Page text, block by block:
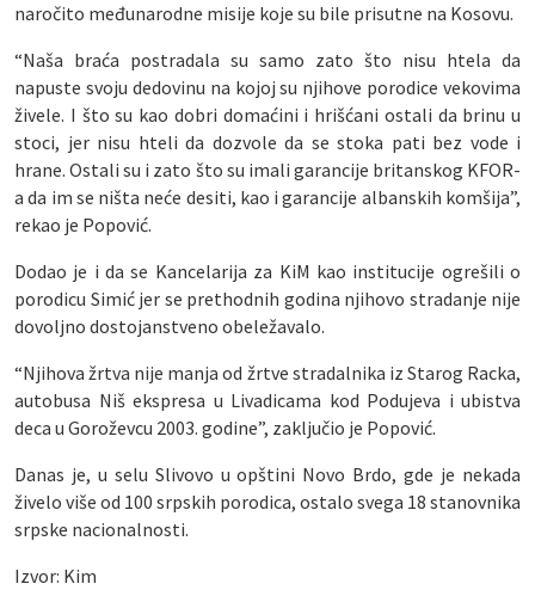
naročito međunarodne misije koje su bile prisutne na Kosovu.
“Naša braća postradala su samo zato što nisu htela da
napuste svoju dedovinu na kojoj su njihove porodice vekovima
živele. I što su kao dobri domaćini i hrišćani ostali da brinu u
stoci, jer nisu hteli da dozvole da se stoka pati bez vode i
hrane. Ostali su i zato što su imali garancije britanskog KFOR-
a da im se ništa neće desiti, kao i garancije albanskih komšija”,
rekao je Popović.
Dodao je i da se Kancelarija za KiM kao institucije ogrešili o
porodicu Simić jer se prethodnih godina njihovo stradanje nije
dovoljno dostojanstveno obeležavalo.
“Njihova žrtva nije manja od žrtve stradalnika iz Starog Racka,
autobusa Niš ekspresa u Livadicama kod Podujeva i ubistva
deca u Goroževcu 2003. godine”, zaključio je Popović.
Danas je, u selu Slivovo u opštini Novo Brdo, gde je nekada
živelo više od 100 srpskih porodica, ostalo svega 18 stanovnika
srpske nacionalnosti.
Izvor: Kim